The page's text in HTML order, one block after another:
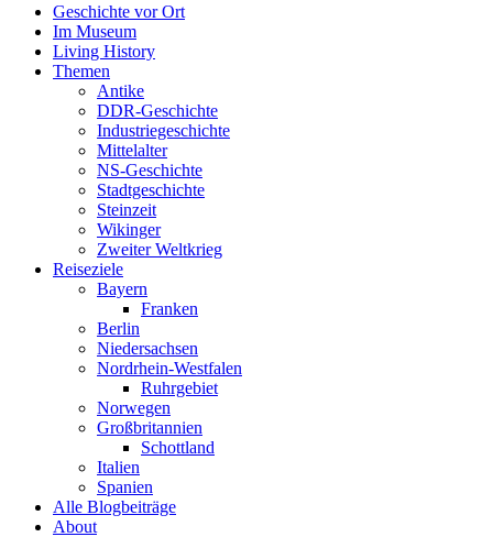
Geschichte vor Ort
Im Museum
Living History
Themen
Antike
DDR-Geschichte
Industriegeschichte
Mittelalter
NS-Geschichte
Stadtgeschichte
Steinzeit
Wikinger
Zweiter Weltkrieg
Reiseziele
Bayern
Franken
Berlin
Niedersachsen
Nordrhein-Westfalen
Ruhrgebiet
Norwegen
Großbritannien
Schottland
Italien
Spanien
Alle Blogbeiträge
About